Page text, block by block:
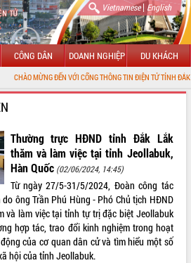
Vietnamese| English
CÔNG DÂN DOANH NGHIỆP DU KHÁCH
MỪNG ĐẾN VỚI CỔNG THÔNG TIN ĐIỆN TỬ TỈNH ĐẮK LẮK
Thường trực HĐND tỉnh Đắk Lắk
thăm và làm việc tại tỉnh Jeollabuk,
Hàn Quốc (02/06/2024, 14:45)
Từ ngày 27/5-31/5/2024, Đoàn công tác
ông Trần Phú Hùng - Phó Chủ tịch HĐND
và làm việc tại tỉnh tự trị đặc biệt Jeollabuk
hợp tác, trao đổi kinh nghiệm trong hoạt
của cơ quan dân cử và tìm hiểu một số
hội của tỉnh Jeollabuk.